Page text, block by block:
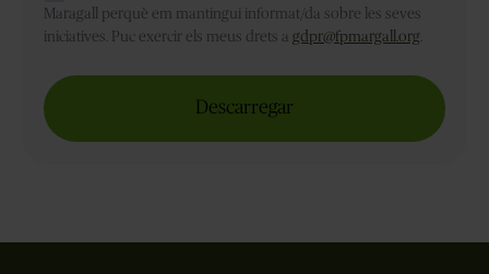
l'Alzheimer?
*
Maragall perquè em mantingui informat/da sobre les seves
iniciatives. Puc exercir els meus drets a gdpr@fpmargall.org.